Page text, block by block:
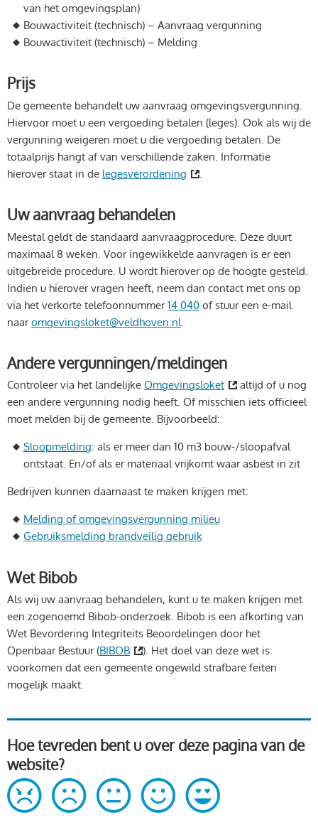
van het omgevingsplan)
Bouwactiviteit (technisch) – Aanvraag vergunning
Bouwactiviteit (technisch) – Melding
Prijs
De gemeente behandelt uw aanvraag omgevingsvergunning.
Hiervoor moet u een vergoeding betalen (leges). Ook als wij de
vergunning weigeren moet u die vergoeding betalen. De
totaalprijs hangt af van verschillende zaken. Informatie
hierover staat in de legesverordening
Uw aanvraag behandelen
Meestal geldt de standaard aanvraagprocedure. Deze duurt
maximaal 8 weken. Voor ingewikkelde aanvragen is er een
uitgebreide procedure. U wordt hierover op de hoogte gesteld.
Indien u hierover vragen heeft, neem dan contact met ons op
via het verkorte telefoonnummer14 040 of stuur een e-mail
naaromgevingsloket@veldhoven.nl
Andere vergunningen/meldingen
Controleer via het landelijke Omgevingsloket
altijd of u nog
een andere vergunning nodig heeft. Of misschien iets officieel
moet melden bij de gemeente. Bijvoorbeeld:
Sloopmelding: als er meer dan 10 m3 bouw-/sloopafval
ontstaat. En/of als er materiaal vrijkomt waar asbest in zit
Bedrijven kunnen daarnaast te maken krijgen met:
Melding of omgevingsvergunning milieu
Gebruiksmelding brandveilig gebruik
Wet Bibob
Als wij uw aanvraag behandelen, kunt u te maken krijgen met
een zogenoemd Bibob-onderzoek. Bibob is een afkorting van
Wet Bevordering Integriteits Beoordelingen door het
Openbaar Bestuur (BIBOB
). Het doel van deze wet is:
voorkomen dat een gemeente ongewild strafbare feiten
mogelijk maakt.
Hoe tevreden bent u over deze pagina van de
website?